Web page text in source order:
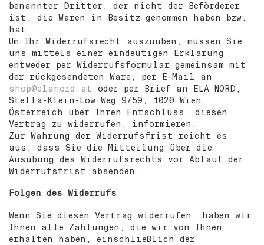
benannter Dritter, der nicht der Beförderer
ist, die Waren in Besitz genommen haben bzw.
hat.
Um Ihr Widerrufsrecht auszuüben, müssen Sie
uns mittels einer eindeutigen Erklärung
entweder per Widerrufsformular gemeinsam mit
der rückgesendeten Ware, per E-Mail an
shop@elanord.at
oder per Brief an ELA NORD,
Stella-Klein-Löw Weg 9/59, 1020 Wien,
Österreich über Ihren Entschluss, diesen
Vertrag zu widerrufen, informieren.
Zur Wahrung der Widerrufsfrist reicht es
aus, dass Sie die Mitteilung über die
Ausübung des Widerrufsrechts vor Ablauf der
Widerrufsfrist absenden.
Folgen des Widerrufs
Wenn Sie diesen Vertrag widerrufen, haben wir
Ihnen alle Zahlungen, die wir von Ihnen
erhalten haben, einschließlich der